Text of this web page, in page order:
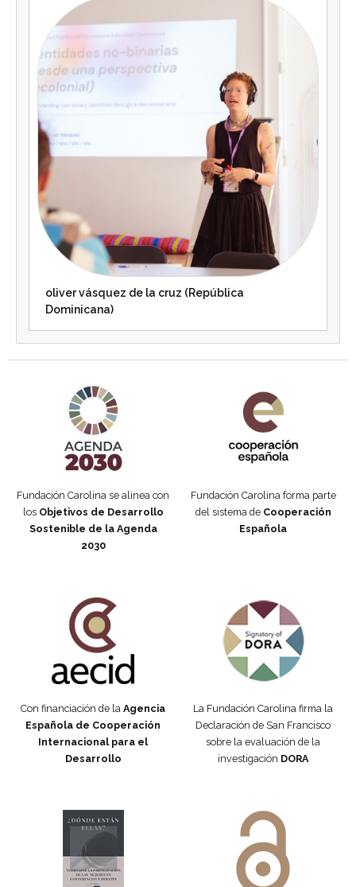
oliver vásquez de la cruz (República
Dominicana)
Fundación Carolina se alinea con
los Objetivos de Desarrollo
Sostenible de la Agenda
2030
Fundación Carolina forma parte
del sistema de Cooperación
Española
Con financiación de la Agencia
Española de Cooperación
Internacional para el
Desarrollo
La Fundación Carolina firma la
Declaración de San Francisco
sobre la evaluación de la
investigación DORA